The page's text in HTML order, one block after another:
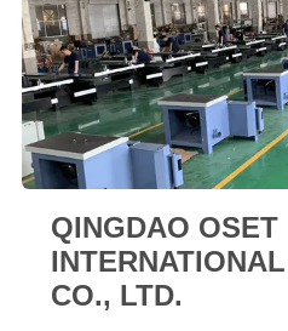
QINGDAO OSET
CO., LTD.